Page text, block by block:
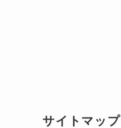
サイトマップ